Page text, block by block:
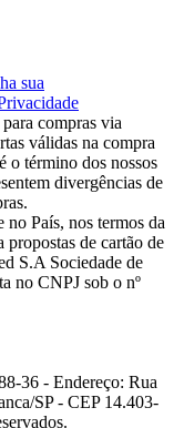
sua
compras via
válidas na compra
o término dos nossos
divergências de
País, nos termos da
de cartão de
S.A Sociedade de
no CNPJ sob o nº
36 - Endereço: Rua
SP - CEP 14.403-